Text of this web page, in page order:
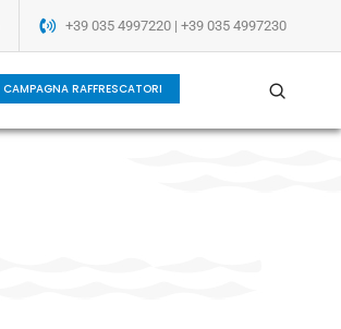
+39 035 4997220 | +39 035 4997230
CAMPAGNA RAFFRESCATORI